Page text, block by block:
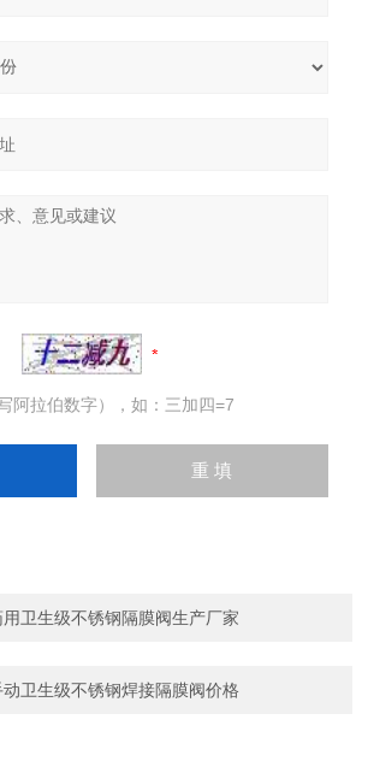
阿拉伯数字），如：三加四=7
卫生级不锈钢隔膜阀生产厂家
卫生级不锈钢焊接隔膜阀价格